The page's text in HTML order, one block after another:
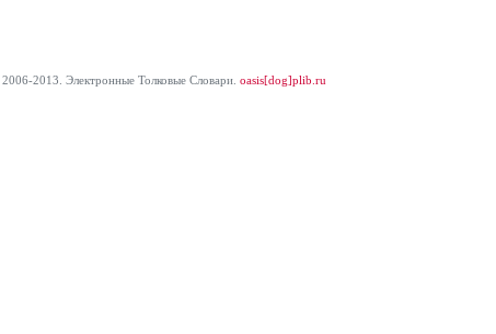
2006-2013. Электронные Толковые Cловари. oasis[dog]plib.ru